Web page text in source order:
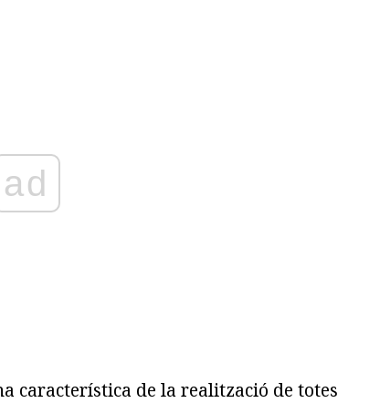
ad
característica de la realització de totes